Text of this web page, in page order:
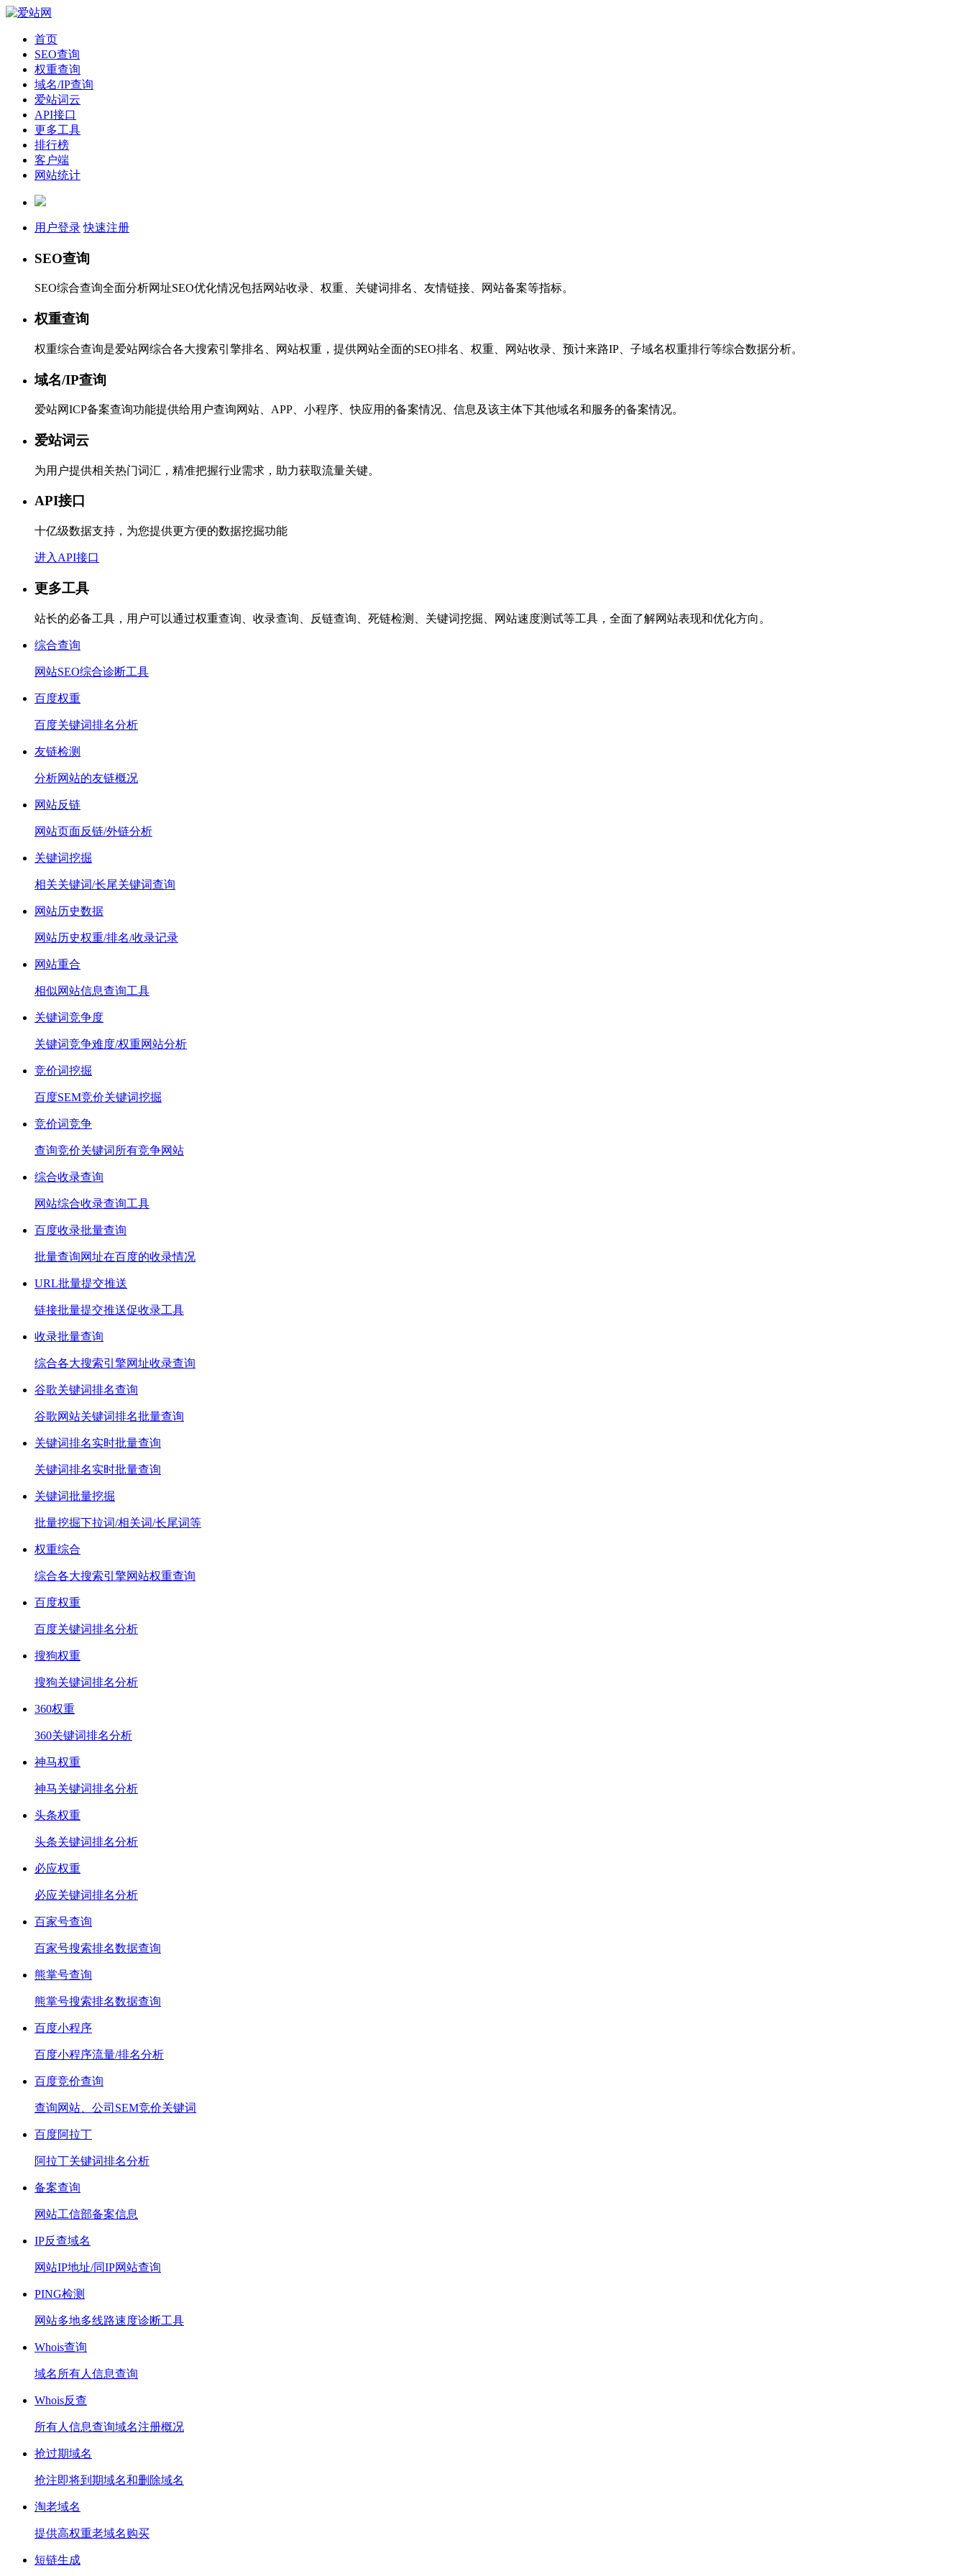
首页
SEO查询
权重查询
域名/IP查询
爱站词云
API接口
更多工具
排行榜
客户端
网站统计
用户登录 快速注册
SEO查询
SEO综合查询全面分析网址SEO优化情况包括网站收录、权重、关键词排名、友情链接、网站备案等指标。
权重查询
权重综合查询是爱站网综合各大搜索引擎排名、网站权重，提供网站全面的SEO排名、权重、网站收录、预计来路IP、子域名权重排行等综合数据分析。
域名/IP查询
爱站网ICP备案查询功能提供给用户查询网站、APP、小程序、快应用的备案情况、信息及该主体下其他域名和服务的备案情况。
爱站词云
为用户提供相关热门词汇，精准把握行业需求，助力获取流量关键。
API接口
十亿级数据支持，为您提供更方便的数据挖掘功能
进入API接口
更多工具
站长的必备工具，用户可以通过权重查询、收录查询、反链查询、死链检测、关键词挖掘、网站速度测试等工具，全面了解网站表现和优化方向。
综合查询
网站SEO综合诊断工具
百度权重
百度关键词排名分析
友链检测
分析网站的友链概况
网站反链
网站页面反链/外链分析
关键词挖掘
相关关键词/长尾关键词查询
网站历史数据
网站历史权重/排名/收录记录
网站重合
相似网站信息查询工具
关键词竞争度
关键词竞争难度/权重网站分析
竞价词挖掘
百度SEM竞价关键词挖掘
竞价词竞争
查询竞价关键词所有竞争网站
综合收录查询
网站综合收录查询工具
百度收录批量查询
批量查询网址在百度的收录情况
URL批量提交推送
链接批量提交推送促收录工具
收录批量查询
综合各大搜索引擎网址收录查询
谷歌关键词排名查询
谷歌网站关键词排名批量查询
关键词排名实时批量查询
关键词排名实时批量查询
关键词批量挖掘
批量挖掘下拉词/相关词/长尾词等
权重综合
综合各大搜索引擎网站权重查询
百度权重
百度关键词排名分析
搜狗权重
搜狗关键词排名分析
360权重
360关键词排名分析
神马权重
神马关键词排名分析
头条权重
头条关键词排名分析
必应权重
必应关键词排名分析
百家号查询
百家号搜索排名数据查询
熊掌号查询
熊掌号搜索排名数据查询
百度小程序
百度小程序流量/排名分析
百度竞价查询
查询网站、公司SEM竞价关键词
百度阿拉丁
阿拉丁关键词排名分析
备案查询
网站工信部备案信息
IP反查域名
网站IP地址/同IP网站查询
PING检测
网站多地多线路速度诊断工具
Whois查询
域名所有人信息查询
Whois反查
所有人信息查询域名注册概况
抢过期域名
抢注即将到期域名和删除域名
淘老域名
提供高权重老域名购买
短链生成